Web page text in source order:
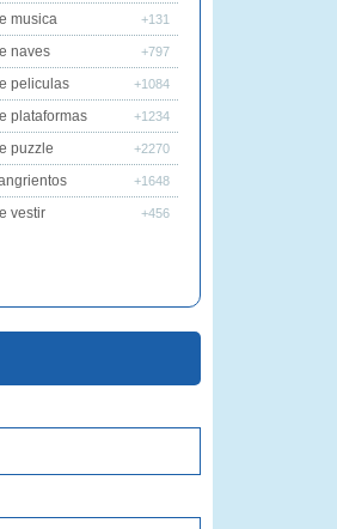
musica +131
naves +797
peliculas +1084
plataformas +1234
puzzle +2270
+1648
vestir +456